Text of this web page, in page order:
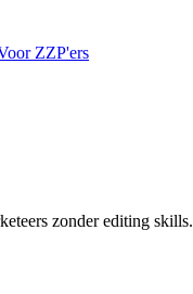
ZZP'ers
zonder editing skills.